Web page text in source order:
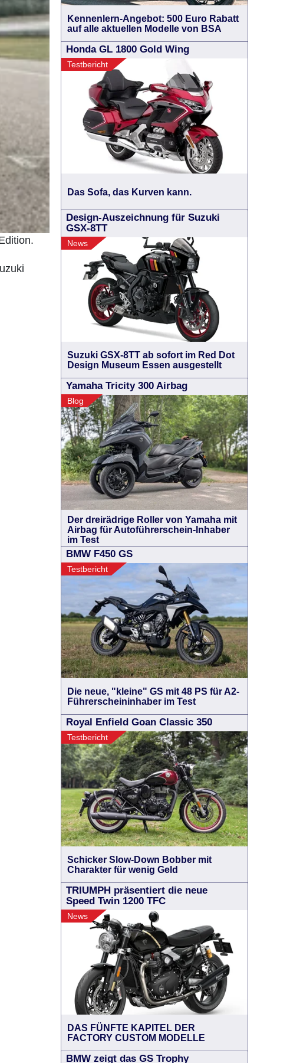
Kennenlern-Angebot: 500 Euro Rabatt
auf alle aktuellen Modelle von BSA
Honda GL 1800 Gold Wing
Testbericht
Das Sofa, das Kurven kann.
Design-Auszeichnung für Suzuki
GSX-8TT
News
Suzuki GSX-8TT ab sofort im Red Dot
Design Museum Essen ausgestellt
Yamaha Tricity 300 Airbag
Blog
Der dreirädrige Roller von Yamaha mit
Airbag für Autoführerschein-Inhaber
im Test
BMW F450 GS
Testbericht
Die neue, "kleine" GS mit 48 PS für A2-
Führerscheininhaber im Test
Royal Enfield Goan Classic 350
Testbericht
Schicker Slow-Down Bobber mit
Charakter für wenig Geld
TRIUMPH präsentiert die neue
Speed Twin 1200 TFC
News
DAS FÜNFTE KAPITEL DER
FACTORY CUSTOM MODELLE
BMW zeigt das GS Trophy